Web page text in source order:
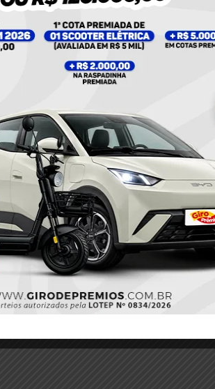
Próximo
Militar prende suspeito de furto na Feirinha